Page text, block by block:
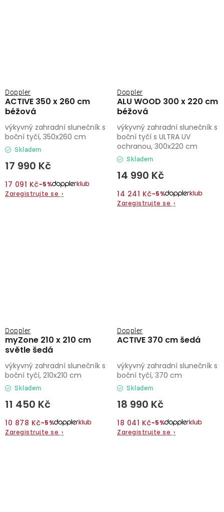
ACTIVE 350 x 260 cm
béžová
Doppler
Skladem
17 990 Kč
17 091 Kč−5%
Zaregistrujte se ›
výkyvný zahradní slunečník s
boční tyčí, 350x260 cm
ALU WOOD 300 x 220 cm
béžová
Doppler
Skladem
14 990 Kč
14 241 Kč−5%
Zaregistrujte se ›
výkyvný zahradní slunečník s
boční tyčí s ULTRA UV
ochranou, 300x220 cm
myZone 210 x 210 cm
světle šedá
Doppler
Skladem
11 450 Kč
10 878 Kč−5%
Zaregistrujte se ›
výkyvný zahradní slunečník s
boční tyčí, 210x210 cm
ACTIVE 370 cm šedá
Doppler
Skladem
18 990 Kč
18 041 Kč−5%
Zaregistrujte se ›
výkyvný zahradní slunečník s
boční tyčí, 370 cm